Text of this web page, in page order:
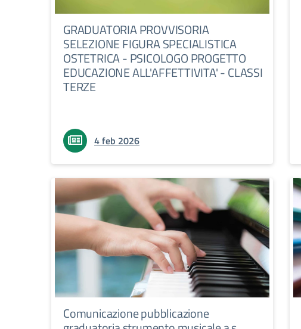
GRADUATORIA PROVVISORIA
SELEZIONE FIGURA SPECIALISTICA
OSTETRICA - PSICOLOGO PROGETTO
EDUCAZIONE ALL'AFFETTIVITA' - CLASSI
TERZE
4 feb 2026
Comunicazione pubblicazione